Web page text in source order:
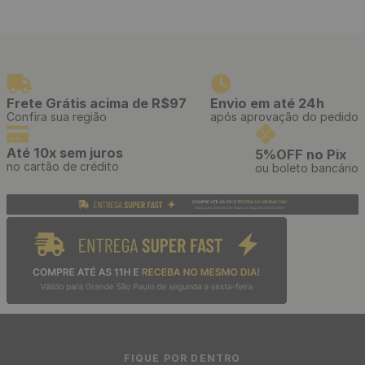
Frete Grátis acima de R$97
Confira sua região
Envio em até 24h
após aprovação do pedido
Até 10x sem juros
no cartão de crédito
5%OFF no Pix
ou boleto bancário
FIQUE POR DENTRO